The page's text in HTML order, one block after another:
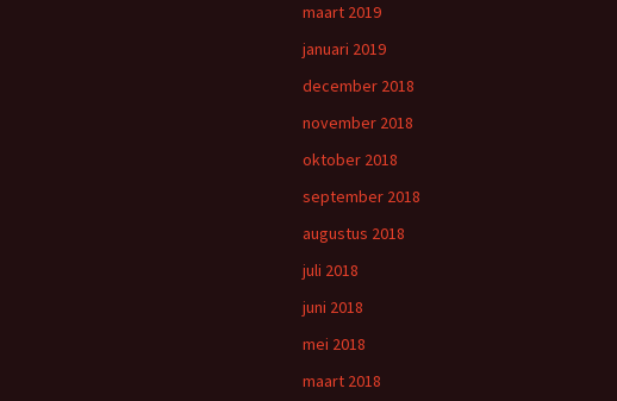
maart 2019
januari 2019
december 2018
november 2018
oktober 2018
september 2018
augustus 2018
juli 2018
juni 2018
mei 2018
maart 2018